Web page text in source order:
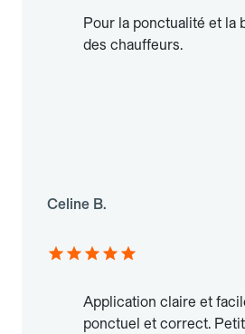
Pour la ponctualité et la
des chauffeurs.
Celine B.
Application claire et
ponctuel et correct.